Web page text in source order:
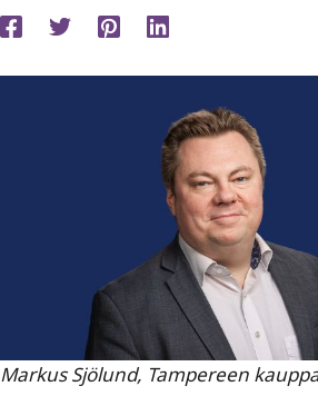
Markus Sjölund, Tampereen